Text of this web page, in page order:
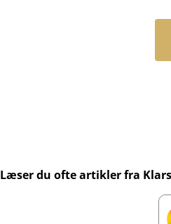
Læser du ofte artikler fra